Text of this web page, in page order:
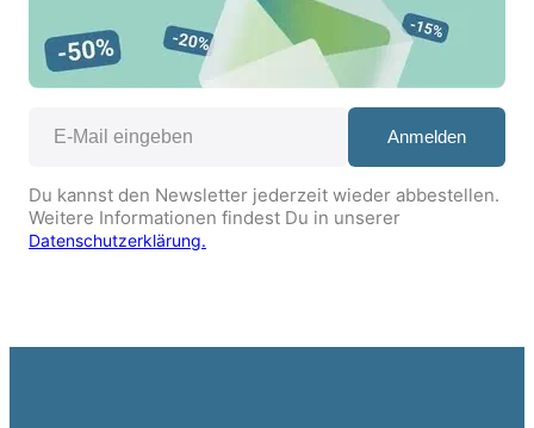
Anmelden
Du kannst den Newsletter jederzeit wieder abbestellen.
Weitere Informationen findest Du in unserer
Datenschutzerklärung.